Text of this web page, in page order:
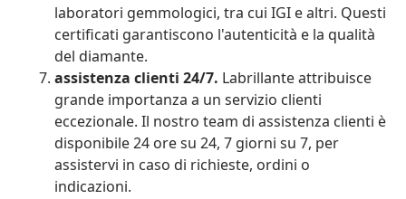
laboratori gemmologici, tra cui IGI e altri. Questi
certificati garantiscono l'autenticità e la qualità
del diamante.
assistenza clienti 24/7. Labrillante attribuisce
grande importanza a un servizio clienti
eccezionale. Il nostro team di assistenza clienti è
disponibile 24 ore su 24, 7 giorni su 7, per
assistervi in caso di richieste, ordini o
indicazioni.